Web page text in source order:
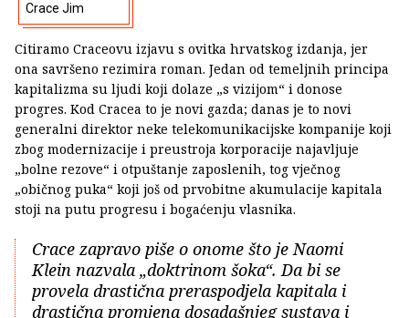
Crace Jim
Citiramo Craceovu izjavu s ovitka hrvatskog izdanja, jer
ona savršeno rezimira roman. Jedan od temeljnih principa
kapitalizma su ljudi koji dolaze „s vizijom“ i donose
progres. Kod Cracea to je novi gazda; danas je to novi
generalni direktor neke telekomunikacijske kompanije koji
zbog modernizacije i preustroja korporacije najavljuje
„bolne rezove“ i otpuštanje zaposlenih, tog vječnog
„običnog puka“ koji još od prvobitne akumulacije kapitala
stoji na putu progresu i bogaćenju vlasnika.
Crace zapravo piše o onome što je Naomi
Klein nazvala „doktrinom šoka“. Da bi se
provela drastična preraspodjela kapitala i
drastična promjena dosadašnjeg sustava i